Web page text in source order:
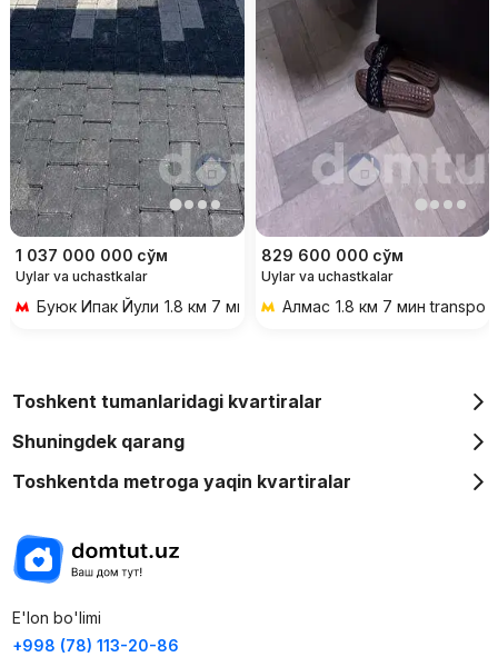
1 037 000 000 сўм
Uylar va uchastkalar
Буюк Ипак Йули 1.8 км 7 мин transportda
829 600 000 сўм
Uylar va uchastkalar
Алмас 1.8 км 7 мин
Toshkent tumanlaridagi kvartiralar
Shuningdek qarang
Toshkentda metroga yaqin kvartiralar
E'lon bo'limi
+998 (78) 113-20-86